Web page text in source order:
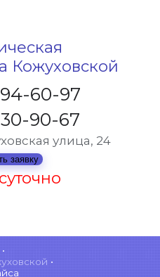
Кожуховской
60-97
90-67
улица, 24
заявку
•
•